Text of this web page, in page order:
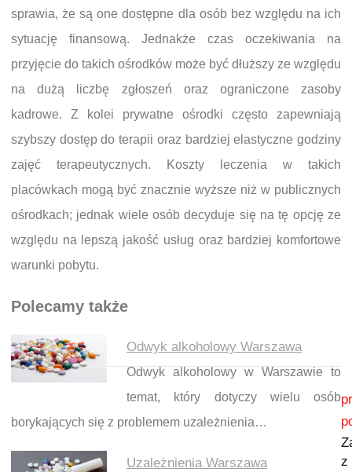
sprawia, że są one dostępne dla osób bez względu na ich
sytuację finansową. Jednakże czas oczekiwania na
przyjęcie do takich ośrodków może być dłuższy ze względu
na dużą liczbę zgłoszeń oraz ograniczone zasoby
kadrowe. Z kolei prywatne ośrodki często zapewniają
szybszy dostęp do terapii oraz bardziej elastyczne godziny
zajęć terapeutycznych. Koszty leczenia w takich
placówkach mogą być znacznie wyższe niż w publicznych
ośrodkach; jednak wiele osób decyduje się na tę opcję ze
względu na lepszą jakość usług oraz bardziej komfortowe
warunki pobytu.
Polecamy także
Odwyk alkoholowy Warszawa
Odwyk alkoholowy w Warszawie to
temat, który dotyczy wielu osób
borykających się z problemem uzależnienia…
Uzależnienia Warszawa
Nawigacja wpisu
z